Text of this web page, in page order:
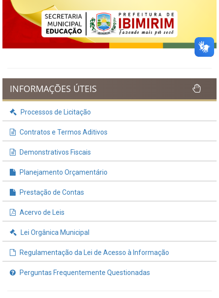
INFORMAÇÕES ÚTEIS
Processos de Licitação
Contratos e Termos Aditivos
Demonstrativos Fiscais
Planejamento Orçamentário
Prestação de Contas
Acervo de Leis
Lei Orgânica Municipal
Regulamentação da Lei de Acesso à Informação
Perguntas Frequentemente Questionadas